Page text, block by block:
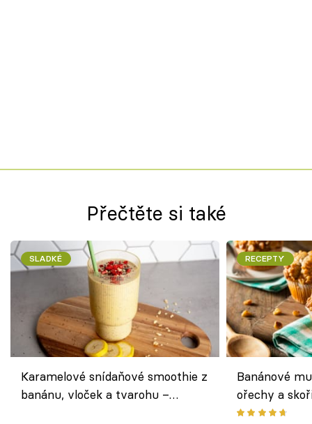
Přečtěte si také
SLADKÉ
Karamelové snídaňové smoothie z
banánu, vloček a tvarohu –
RECEPTY
Banánové
ořechy a